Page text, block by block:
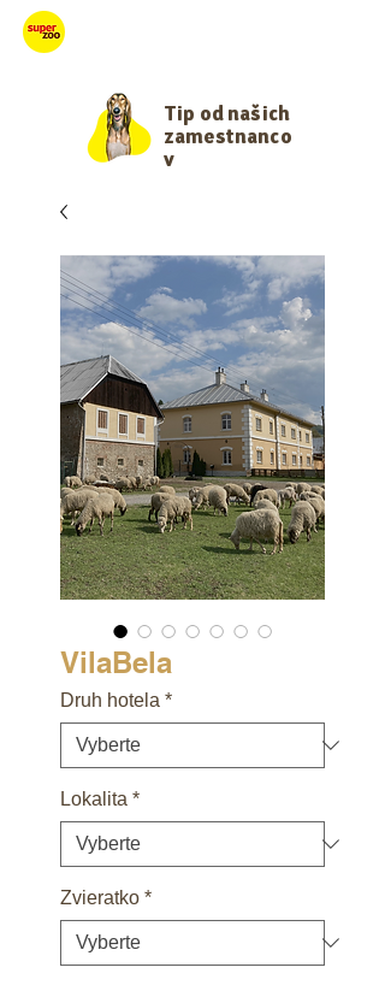
Tip od našich
zamestnanco
v
VilaBela
Druh hotela *
Lokalita *
Zvieratko *